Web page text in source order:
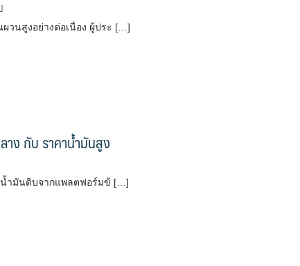
วนสูงอย่างต่อเนื่อง ผู้ประ […]
าง กับ ราคาน้ำมันสูง
ำมันดิบจากแพลตฟอร์มข้ […]